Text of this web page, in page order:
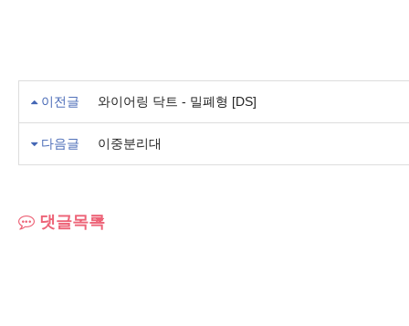
이전글 와이어링 닥트 - 밀폐형 [DS]
다음글 이중분리대
댓글목록